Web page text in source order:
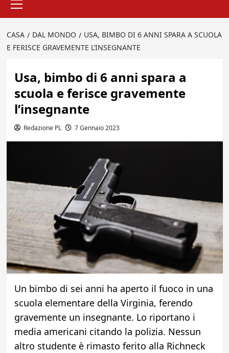
principale
CASA DAL MONDO
USA, BIMBO DI 6 ANNI SPARA A SCUOLA
E FERISCE GRAVEMENTE L’INSEGNANTE
Usa, bimbo di 6 anni spara a
scuola e ferisce gravemente
l’insegnante
Redazione PL 7 Gennaio 2023
Un bimbo di sei anni ha aperto il fuoco in una
scuola elementare della Virginia, ferendo
gravemente un insegnante. Lo riportano i
media americani citando la polizia. Nessun
altro studente è rimasto ferito alla Richneck